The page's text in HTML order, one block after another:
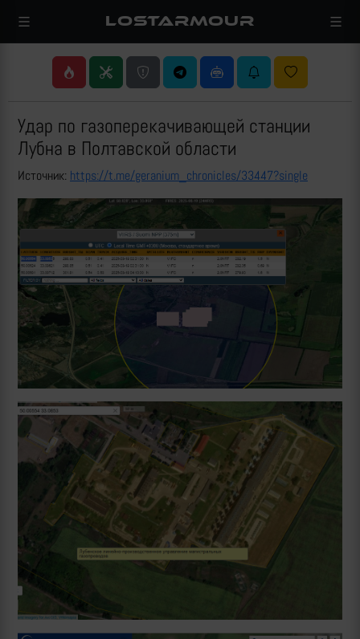
LOSTARMOUR
Удар по газоперекачивающей станции
Лубна в Полтавской области
Источник: https://t.me/geranium_chronicles/33447?single